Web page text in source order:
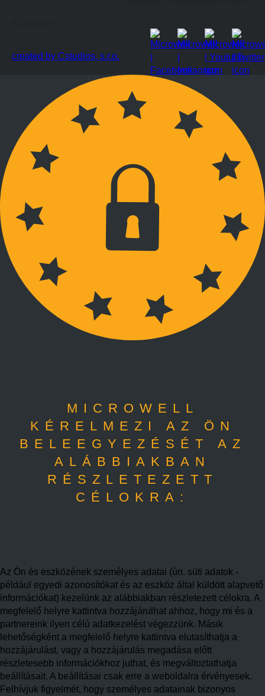
created by Cstudios, s.r.o.
MICROWELL
KÉRELMEZI AZ ÖN
BELEEGYEZÉSÉT AZ
ALÁBBIAKBAN
RÉSZLETEZETT
CÉLOKRA:
Az Ön és eszközének személyes adatai (ún. süti adatok -
például egyedi azonosítókat és az eszköz által küldött alapvető
információkat) kezelünk az alábbiakban részletezett célokra. A
megfelelő helyre kattintva hozzájárulhat ahhoz, hogy mi és a
partnereink ilyen célú adatkezelést végezzünk. Másik
lehetőségként a megfelelő helyre kattintva elutasíthatja a
hozzájárulást, vagy a hozzájárulás megadása előtt
részletesebb információkhoz juthat, és megváltoztathatja
beállításait. A beállításai csak erre a weboldalra érvényesek.
Felhívjuk figyelmét, hogy személyes adatainak bizonyos